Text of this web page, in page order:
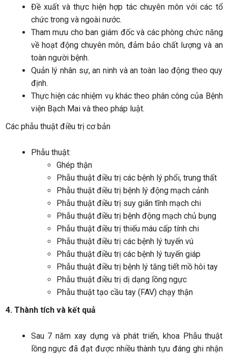
Đề xuất và thực hiện hợp tác chuyên môn với các tổ
chức trong và ngoài nước.
Tham mưu cho ban giám đốc và các phòng chức năng
về hoạt động chuyên môn, đảm bảo chất lượng và an
toàn người bệnh.
Quản lý nhân sự, an ninh và an toàn lao động theo quy
định.
Thực hiện các nhiệm vụ khác theo phân công của Bệnh
viện Bạch Mai và theo pháp luật.
Các phẫu thuật điều trị cơ bản
Phẫu thuật:
Ghép thận
Phẫu thuật điều trị các bệnh lý phổi, trung thất
Phẫu thuật điều trị bệnh lý động mạch cảnh
Phẫu thuật điều trị suy giãn tĩnh mạch chi
Phẫu thuật điều trị bệnh động mạch chủ bụng
Phẫu thuật điều trị thiếu máu cấp tính chi
Phẫu thuật điều trị các bệnh lý tuyến vú
Phẫu thuật điều trị các bệnh lý tuyến giáp
Phẫu thuật điều trị bệnh lý tăng tiết mồ hôi tay
Phẫu thuật điều trị dị dạng lồng ngực
Phẫu thuật tạo cầu tay (FAV) chạy thận
4. Thành tích và kết quả
Sau 7 năm xay dựng và phát triển, khoa Phẫu thuật
lồng ngực đã đạt được nhiều thành tựu đáng ghi nhận